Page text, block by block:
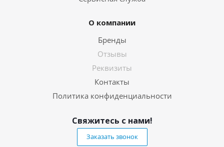
О компании
Бренды
Отзывы
Реквизиты
Контакты
Политика конфиденциальности
Свяжитесь с нами!
Заказать звонок